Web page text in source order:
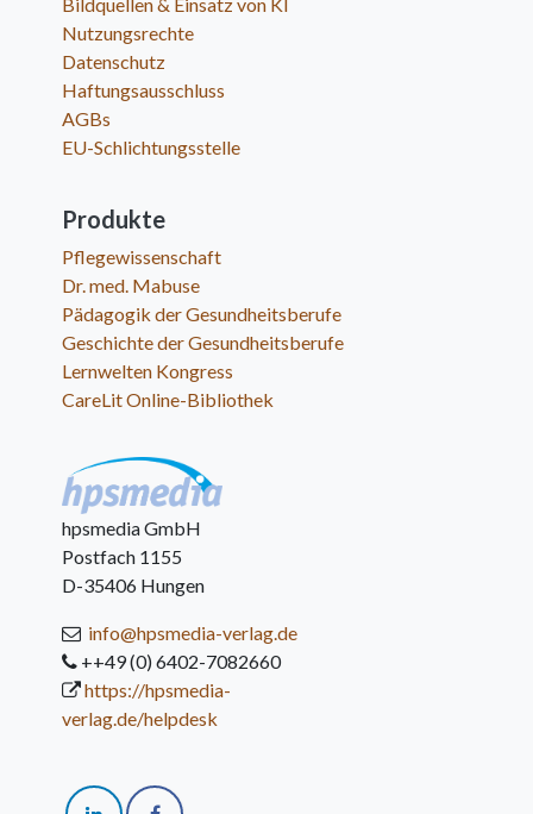
Nutzungsrechte
Datenschutz
Haftungsausschluss
AGBs
EU-Schlichtungsstelle
Produkte
Pflegewissenschaft
Dr. med. Mabuse
Pädagogik der Gesundheitsberufe
Geschichte der Gesundheitsberufe
Lernwelten Kongress
CareLit Online-Bibliothek
hpsmedia GmbH
Postfach 1155
D-35406 Hungen
info@hpsmedia-verlag.de
++49 (0) 6402-7082660
https://hpsmedia-
verlag.de/helpdesk